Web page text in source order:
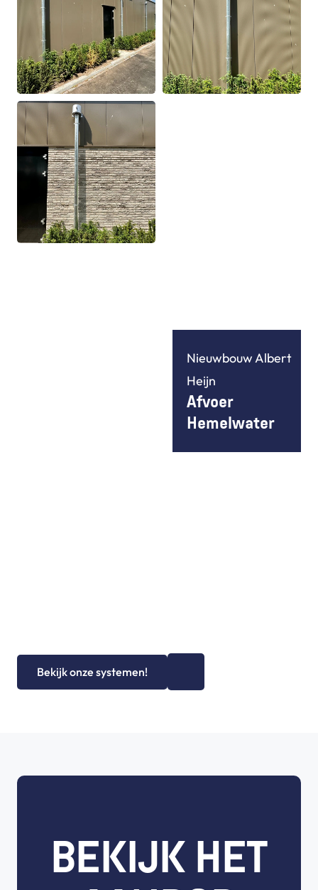
Bekijk onze systemen!
Nieuwbouw Albert
Heijn
Afvoer
Hemelwater
BEKIJK HET